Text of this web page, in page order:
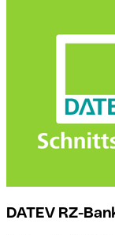
DATEV RZ-